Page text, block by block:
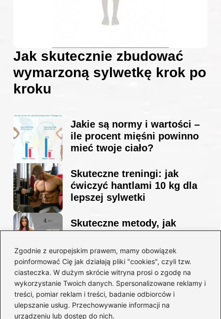
Zgodnie z europejskim prawem, mamy obowiązek
poinformować Cię jak działają pliki "cookies", czyli tzw.
ciasteczka. W dużym skrócie witryna prosi o zgodę na
wykorzystanie Twoich danych. Spersonalizowane reklamy i
treści, pomiar reklam i treści, badanie odbiorców i
ulepszanie usług. Przechowywanie informacji na
urządzeniu lub dostęp do nich.
Jak skutecznie zbudować
wymarzoną sylwetkę krok po
kroku
Jakie są normy i wartości –
ile procent mięśni powinno
mieć twoje ciało?
Skuteczne treningi: jak
ćwiczyć hantlami 10 kg dla
lepszej sylwetki
Skuteczne metody, jak
schudnąć i wyrzeźbić
sylwetkę w zaledwie 90 dni
Idealny garnitur: jak dobrać
go do swojej sylwetki?